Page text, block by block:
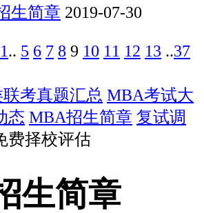
生简章 2019-07-30
1.. 5 6 7 8 9 10 11 12 13 ..37
考真题汇总 MBA考试大
态 MBA招生简章 复试调
费择校评估
生简章